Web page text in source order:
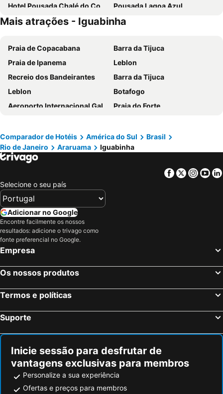
Hotel Pousada Chalé do Coqueiral
Pousada Lagoa Azul
Mais atrações - Iguabinha
Praia de Copacabana
Barra da Tijuca
Praia de Ipanema
Leblon
Recreio dos Bandeirantes
Barra da Tijuca
Leblon
Botafogo
Aeroporto Internacional Galeão - Antônio Carlos Jobim
Praia do Forte
Flamengo
Lapa
Aeroporto do Rio de Janeiro - Santos Dumont
Geribá
Arpoador
Parque Olímpico
Avenida Atlântica
Praia do Peró
Praia do Leme
Estádio Mário Filho ou Maracanã
Praia do Recreio
Leme
Itaúna
Glória
Praia do Flamengo
Praia de São Conrado
Rio Centro
Santa Teresa
Urca
Riocentro Convention Centre
Corcovado - Cristo Redentor
Arcos da Lapa
Centro Olímpico de Tênis
Circuito Lumiar e São Pedro da Serra
Comparador de Hotéis América do Sul
Brasil
Rio de Janeiro
Araruama Iguabinha
Facebook
Twitter
Selecione o seu país
Adicionar no Google
Encontre facilmente os nossos
resultados: adicione o trivago como
fonte preferencial no Google.
Empresa
Os nossos produtos
Termos e políticas
Suporte
Inicie sessão para desfrutar de
vantagens exclusivas para membros
Personalize a sua experiência
Ofertas e preços para membros